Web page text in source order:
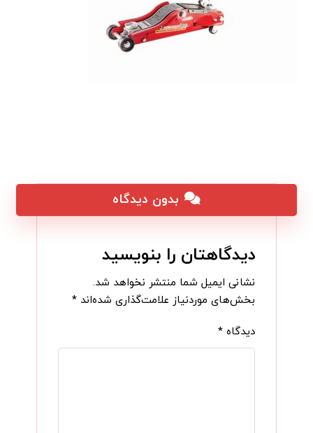
بدون دیدگاه
دیدگاهتان را بنویسید
نشانی ایمیل شما منتشر نخواهد شد.
بخش‌های موردنیاز علامت‌گذاری شده‌اند*
دیدگاه*